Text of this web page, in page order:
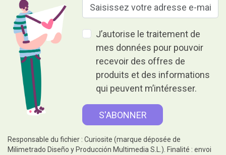
J’autorise le traitement de
mes données pour pouvoir
recevoir des offres de
produits et des informations
qui peuvent m’intéresser.
Responsable du fichier : Curiosite (marque déposée de
Milimetrado Diseño y Producción Multimedia S.L.). Finalité : envoi